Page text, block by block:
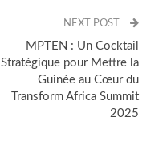
NEXT POST
MPTEN : Un Cocktail
Stratégique pour Mettre la
Guinée au Cœur du
Transform Africa Summit
2025